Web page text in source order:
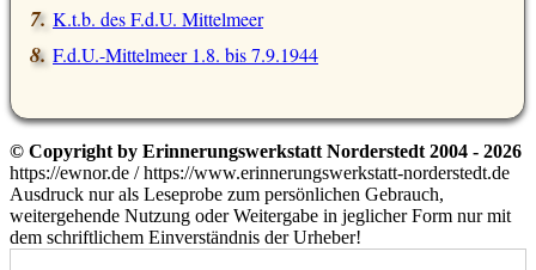
K.t.b. des F.d.U. Mittelmeer
F.d.U.-Mittelmeer 1.8. bis 7.9.1944
© Copyright by Erinnerungswerkstatt Norderstedt 2004 - 2026
https://ewnor.de / https://www.erinnerungswerkstatt-norderstedt.de
Ausdruck nur als Leseprobe zum persönlichen Gebrauch,
weitergehende Nutzung oder Weitergabe in jeglicher Form nur mit
dem schriftlichem Einverständnis der Urheber!